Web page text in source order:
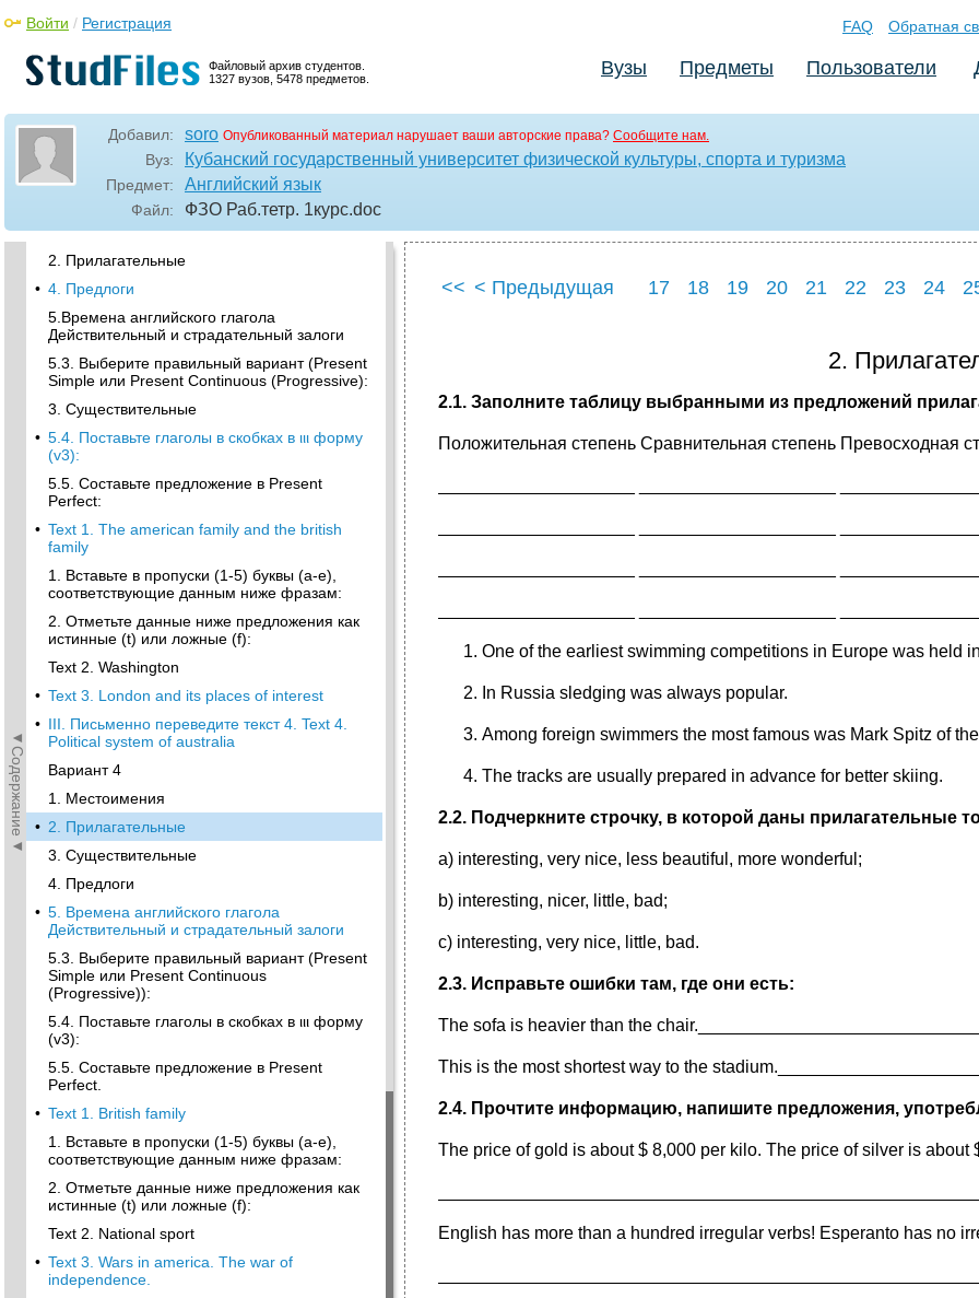
Файловый архив студентов.
1327 вузов, 5478 предметов.
Войти / Регистрация FAQ Обратная
Вузы Предметы Пользователи
Добавил: soro Опубликованный материал нарушает ваши авторские права? Сообщите нам.
Вуз: Кубанский государственный университет физической культуры, спорта и туризма
Предмет: Английский язык
Файл: ФЗО Раб.тетр. 1курс.doc
◄Содержание◄
соответствующие данным ниже фразам:
2. Отметьте данные ниже предложения как
истинные (t) или ложные (f):
• Text 3. English speaking countries
•
III. Письменно переведите текст 4. Text 4.
Government of the usa
1. Местоимения
2. Прилагательные
• 4. Предлоги
5.Времена английского глагола
Действительный и страдательный залоги
5.3. Выберите правильный вариант (Present
Simple или Present Continuous (Progressive):
3. Существительные
• 5.4. Поставьте глаголы в скобках в ιιι форму
(v3):
5.5. Составьте предложение в Present
Perfect:
• Text 1. The american family and the british
family
1. Вставьте в пропуски (1-5) буквы (a-e),
соответствующие данным ниже фразам:
2. Отметьте данные ниже предложения как
истинные (t) или ложные (f):
Text 2. Washington
• Text 3. London and its places of interest
• III. Письменно переведите текст 4. Text 4.
Political system of australia
Вариант 4
1. Местоимения
• 2. Прилагательные
3. Существительные
4. Предлоги
• 5. Времена английского глагола
Действительный и страдательный залоги
5.3. Выберите правильный вариант (Present
Simple или Present Continuous
(Progressive)):
5.4. Поставьте глаголы в скобках в ιιι форму
(v3):
5.5. Составьте предложение в Present
Perfect.
• Text 1. British family
1. Вставьте в пропуски (1-5) буквы (a-e),
соответствующие данным ниже фразам:
2. Отметьте данные ниже предложения как
истинные (t) или ложные (f):
Text 2. National sport
• Text 3. Wars in america. The war of
independence.
<< < Предыдущая 17 18 19 20 21 22 23 24
2.
2.1. Заполните таблицу выбранными из предложений
Положительная степень Сравнительная степень Превосходная
One of the earliest swimming competitions in Europe was held
In Russia sledging was always popular.
Among foreign swimmers the most famous was Mark Spitz of
The tracks are usually prepared in advance for better skiing.
2.2. Подчеркните строчку, в которой даны прилагательные
a) interesting, very nice, less beautiful, more wonderful;
b) interesting, nicer, little, bad;
c) interesting, very nice, little, bad.
2.3. Исправьте ошибки там, где они есть:
The sofa is heavier than the
This is the most shortest way to the
2.4. Прочтите информацию, напишите предложения,
The price of gold is about $ 8,000 per kilo. The price of silver is about
English has more than a hundred irregular verbs! Esperanto has no